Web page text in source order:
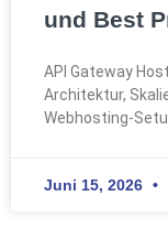
und Best
API Gateway
Architektur,
Webhosting-
Juni 15, 2026